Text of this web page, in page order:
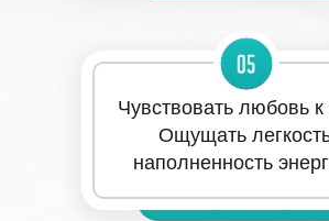
Чувствовать любовь к
Ощущать
наполненность